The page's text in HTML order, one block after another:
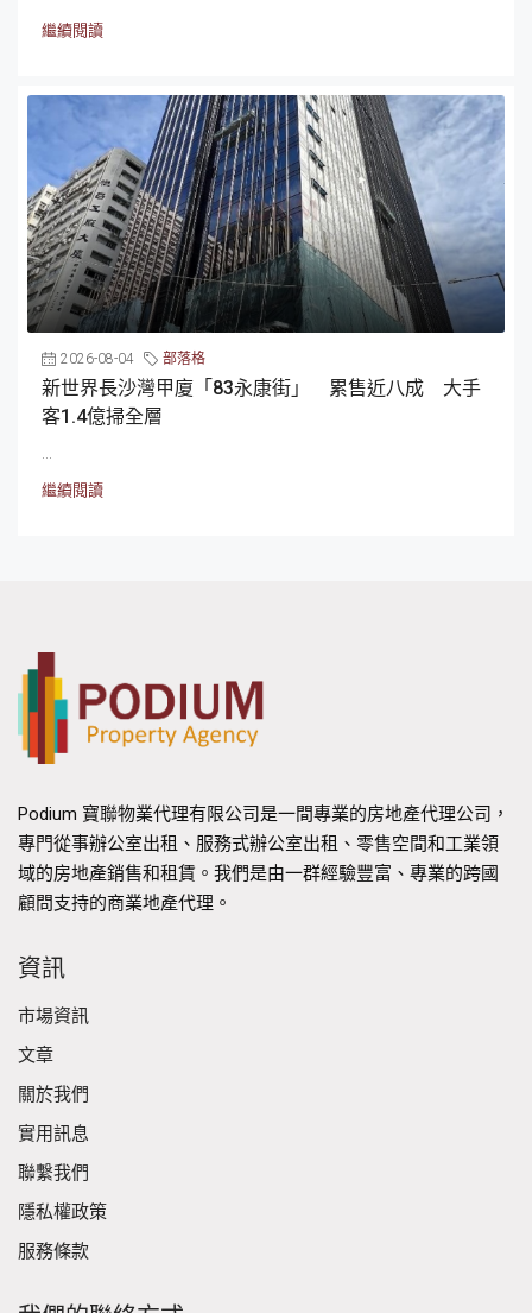
繼續閱讀
2026-08-04 部落格
新世界長沙灣甲廈「83永康街」 累售近八成 大手
客1.4億掃全層
繼續閱讀
Podium 寶聯物業代理有限公司是一間專業的房地產代理公司，
專門從事辦公室出租、服務式辦公室出租、零售空間和工業領
域的房地產銷售和租賃。我們是由一群經驗豐富、專業的跨國
顧問支持的商業地產代理。
資訊
市場資訊
文章
關於我們
實用訊息
聯繫我們
隱私權政策
服務條款